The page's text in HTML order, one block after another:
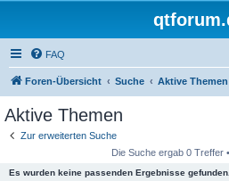
FAQ
Foren-Übersicht Suche Aktive Themen
Aktive Themen
Zur erweiterten Suche
Die Suche ergab 0 Treffer
Es wurden keine passenden Ergebnisse gefunden.